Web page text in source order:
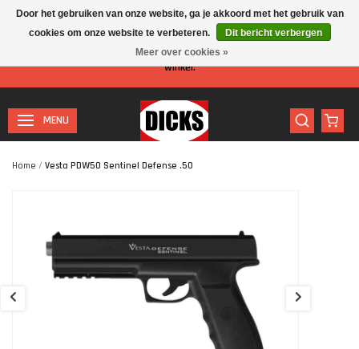
Let op: I.v.m. de zomervakantie is er minder personeel aanwezig in de
winkel.
MENU
Home / Vesta PDW50 Sentinel Defense .50
Door het gebruiken van onze website, ga je akkoord met het gebruik van
cookies om onze website te verbeteren.
Dit bericht verbergen
Meer over cookies »